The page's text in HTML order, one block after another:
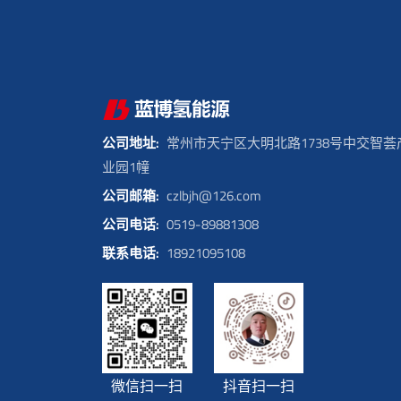
公司地址: 常州市天宁区大明北路1738号中交智荟
业园1幢
公司邮箱: czlbjh@126.com
公司电话: 0519-89881308
联系电话: 18921095108
微信扫一扫 抖音扫一扫